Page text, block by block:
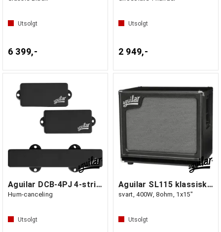
Utsolgt
6 399,-
Utsolgt
2 949,-
Aguilar DCB-4PJ 4-string P/J Pickuper
Hum-canceling
Utsolgt
Aguilar SL115 klassisk basskabinett
svart, 400W, 8ohm, 1x15"
Utsolgt